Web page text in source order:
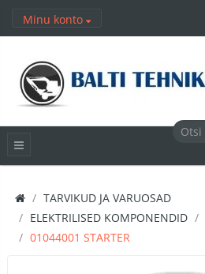
Minu konto
TARVIKUD JA VARUOSAD
ELEKTRILISED KOMPONENDID
01044001 STARTER